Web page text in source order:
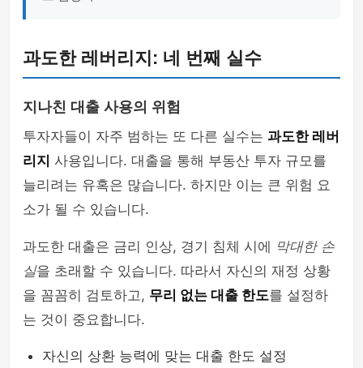
과도한 레버리지: 네 번째 실수
지나친 대출 사용의 위험
투자자들이 자주 범하는 또 다른 실수는 과도한 레버
리지 사용입니다. 대출을 통해 부동산 투자 규모를
늘리려는 유혹은 많습니다. 하지만 이는 큰 위험 요
소가 될 수 있습니다.
과도한 대출은 금리 인상, 경기 침체 시에 막대한 손
실을 초래할 수 있습니다. 따라서 자신의 재정 상황
을 꼼꼼히 검토하고, 무리 없는 대출 한도를 설정하
는 것이 중요합니다.
자신의 상환 능력에 맞는 대출 한도 설정